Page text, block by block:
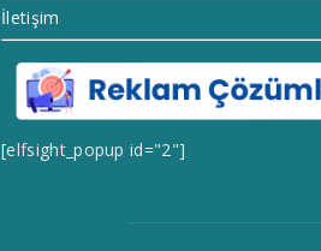
İletişim
[elfsight_popup id="2"]